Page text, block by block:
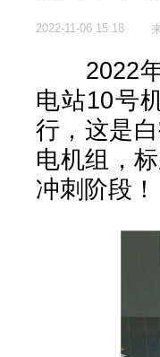
2022-11-06 15:18
2022年
电站10号
行，这是
电机组，
冲刺阶段！